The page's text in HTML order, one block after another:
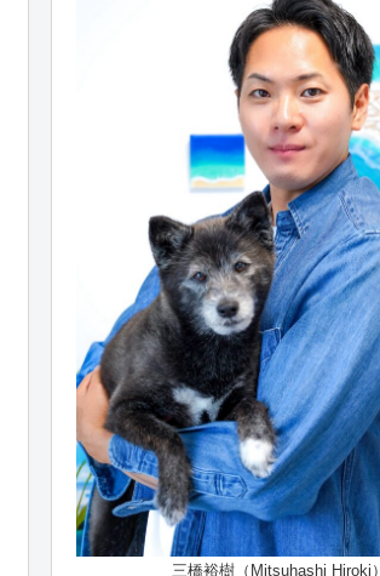
三橋裕樹（Mitsuhashi Hiroki）